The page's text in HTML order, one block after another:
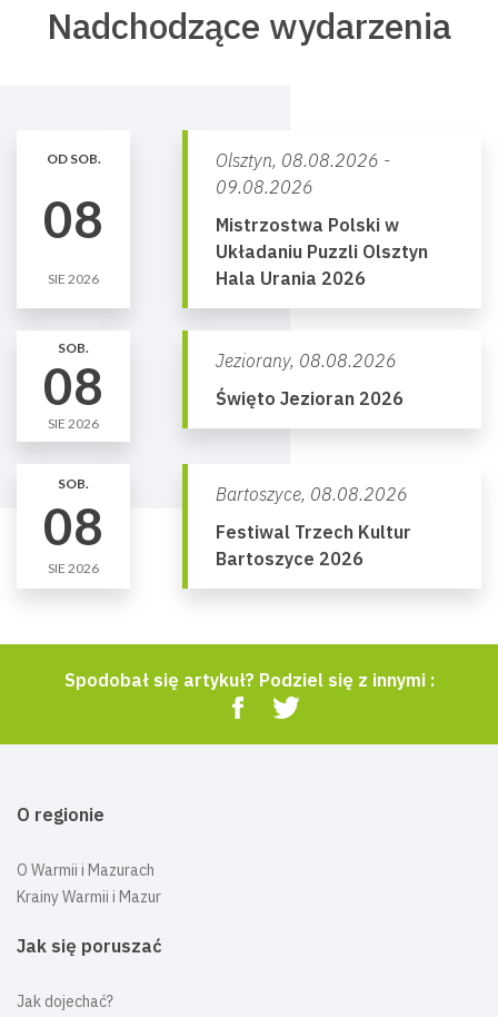
Nadchodzące wydarzenia
OD SOB.
08
SIE 2026
Olsztyn, 08.08.2026 -
09.08.2026
Mistrzostwa Polski w
Układaniu Puzzli Olsztyn
Hala Urania 2026
SOB.
08
SIE 2026
Jeziorany, 08.08.2026
Święto Jezioran 2026
SOB.
08
SIE 2026
Bartoszyce, 08.08.2026
Festiwal Trzech Kultur
Bartoszyce 2026
Spodobał się artykuł? Podziel się z innymi :
O regionie
O Warmii i Mazurach
Krainy Warmii i Mazur
Jak się poruszać
Jak dojechać?